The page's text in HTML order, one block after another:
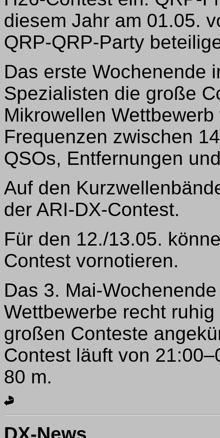
diesem Jahr am 01.05.
QRP-QRP-Party
Das erste Wochenende
Spezialisten die große
Mikrowellen
Frequenzen zwischen
QSOs, Entfernungen
Auf den
der ARI-DX-Contest.
Für den 12./13.05.
Contest vornotieren.
Das 3. Mai-
Wettbewerbe recht
großen Conteste
Contest läuft von
80 m.